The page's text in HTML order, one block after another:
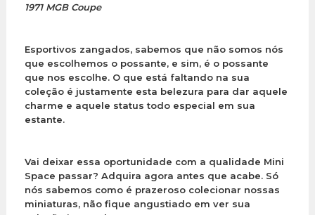
1971 MGB Coupe
Esportivos zangados, sabemos que não somos nós
que escolhemos o possante, e sim, é o possante
que nos escolhe. O que está faltando na sua
coleção é justamente esta belezura para dar aquele
charme e aquele status todo especial em sua
estante.
Vai deixar essa oportunidade com a qualidade Mini
Space passar? Adquira agora antes que acabe. Só
nós sabemos como é prazeroso colecionar nossas
miniaturas, não fique angustiado em ver sua